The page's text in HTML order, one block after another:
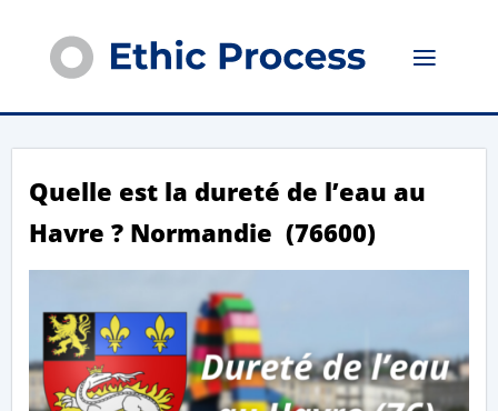
Quelle est la dureté de l’eau au
Havre ? Normandie (76600)